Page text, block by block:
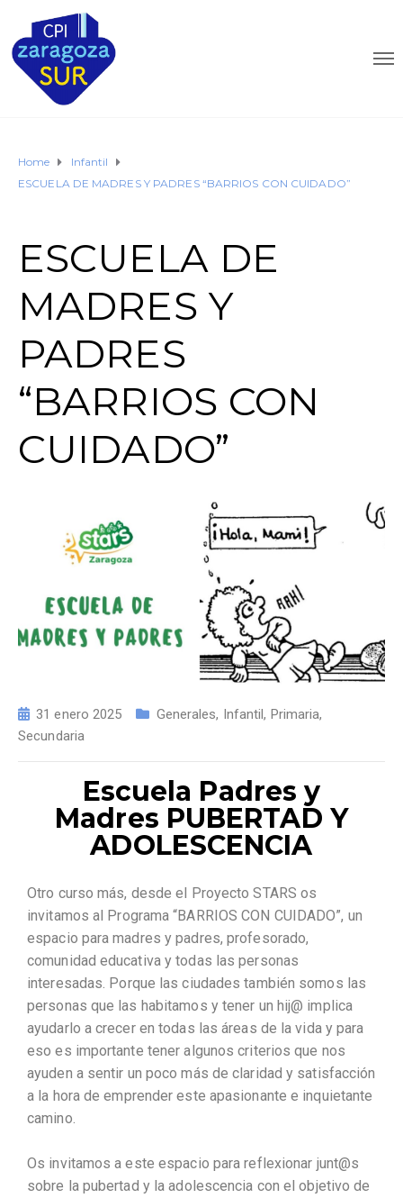
Home
Infantil
ESCUELA DE MADRES Y PADRES “BARRIOS CON CUIDADO”
ESCUELA DE
MADRES Y
PADRES
“BARRIOS CON
CUIDADO”
31 enero 2025 Generales, Infantil, Primaria,
Secundaria
Escuela Padres y
Madres PUBERTAD Y
ADOLESCENCIA
Otro curso más, desde el Proyecto STARS os
invitamos al Programa “BARRIOS CON CUIDADO”, un
espacio para madres y padres, profesorado,
comunidad educativa y todas las personas
interesadas. Porque las ciudades también somos las
personas que las habitamos y tener un hij@ implica
ayudarlo a crecer en todas las áreas de la vida y para
eso es importante tener algunos criterios que nos
ayuden a sentir un poco más de claridad y satisfacción
a la hora de emprender este apasionante e inquietante
camino.
Os invitamos a este espacio para reflexionar junt@s
sobre la pubertad y la adolescencia con el objetivo de